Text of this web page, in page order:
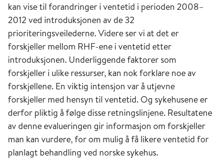
kan vise til forandringer i ventetid i perioden 2008–
2012 ved introduksjonen av de 32
prioriteringsveilederne. Videre ser vi at det er
forskjeller mellom RHF-ene i ventetid etter
introduksjonen. Underliggende faktorer som
forskjeller i ulike ressurser, kan nok forklare noe av
forskjellene. En viktig intensjon var å utjevne
forskjeller med hensyn til ventetid. Og sykehusene er
derfor pliktig å følge disse retningslinjene. Resultatene
av denne evalueringen gir informasjon om forskjeller
man kan vurdere, for om mulig å få likere ventetid for
planlagt behandling ved norske sykehus.